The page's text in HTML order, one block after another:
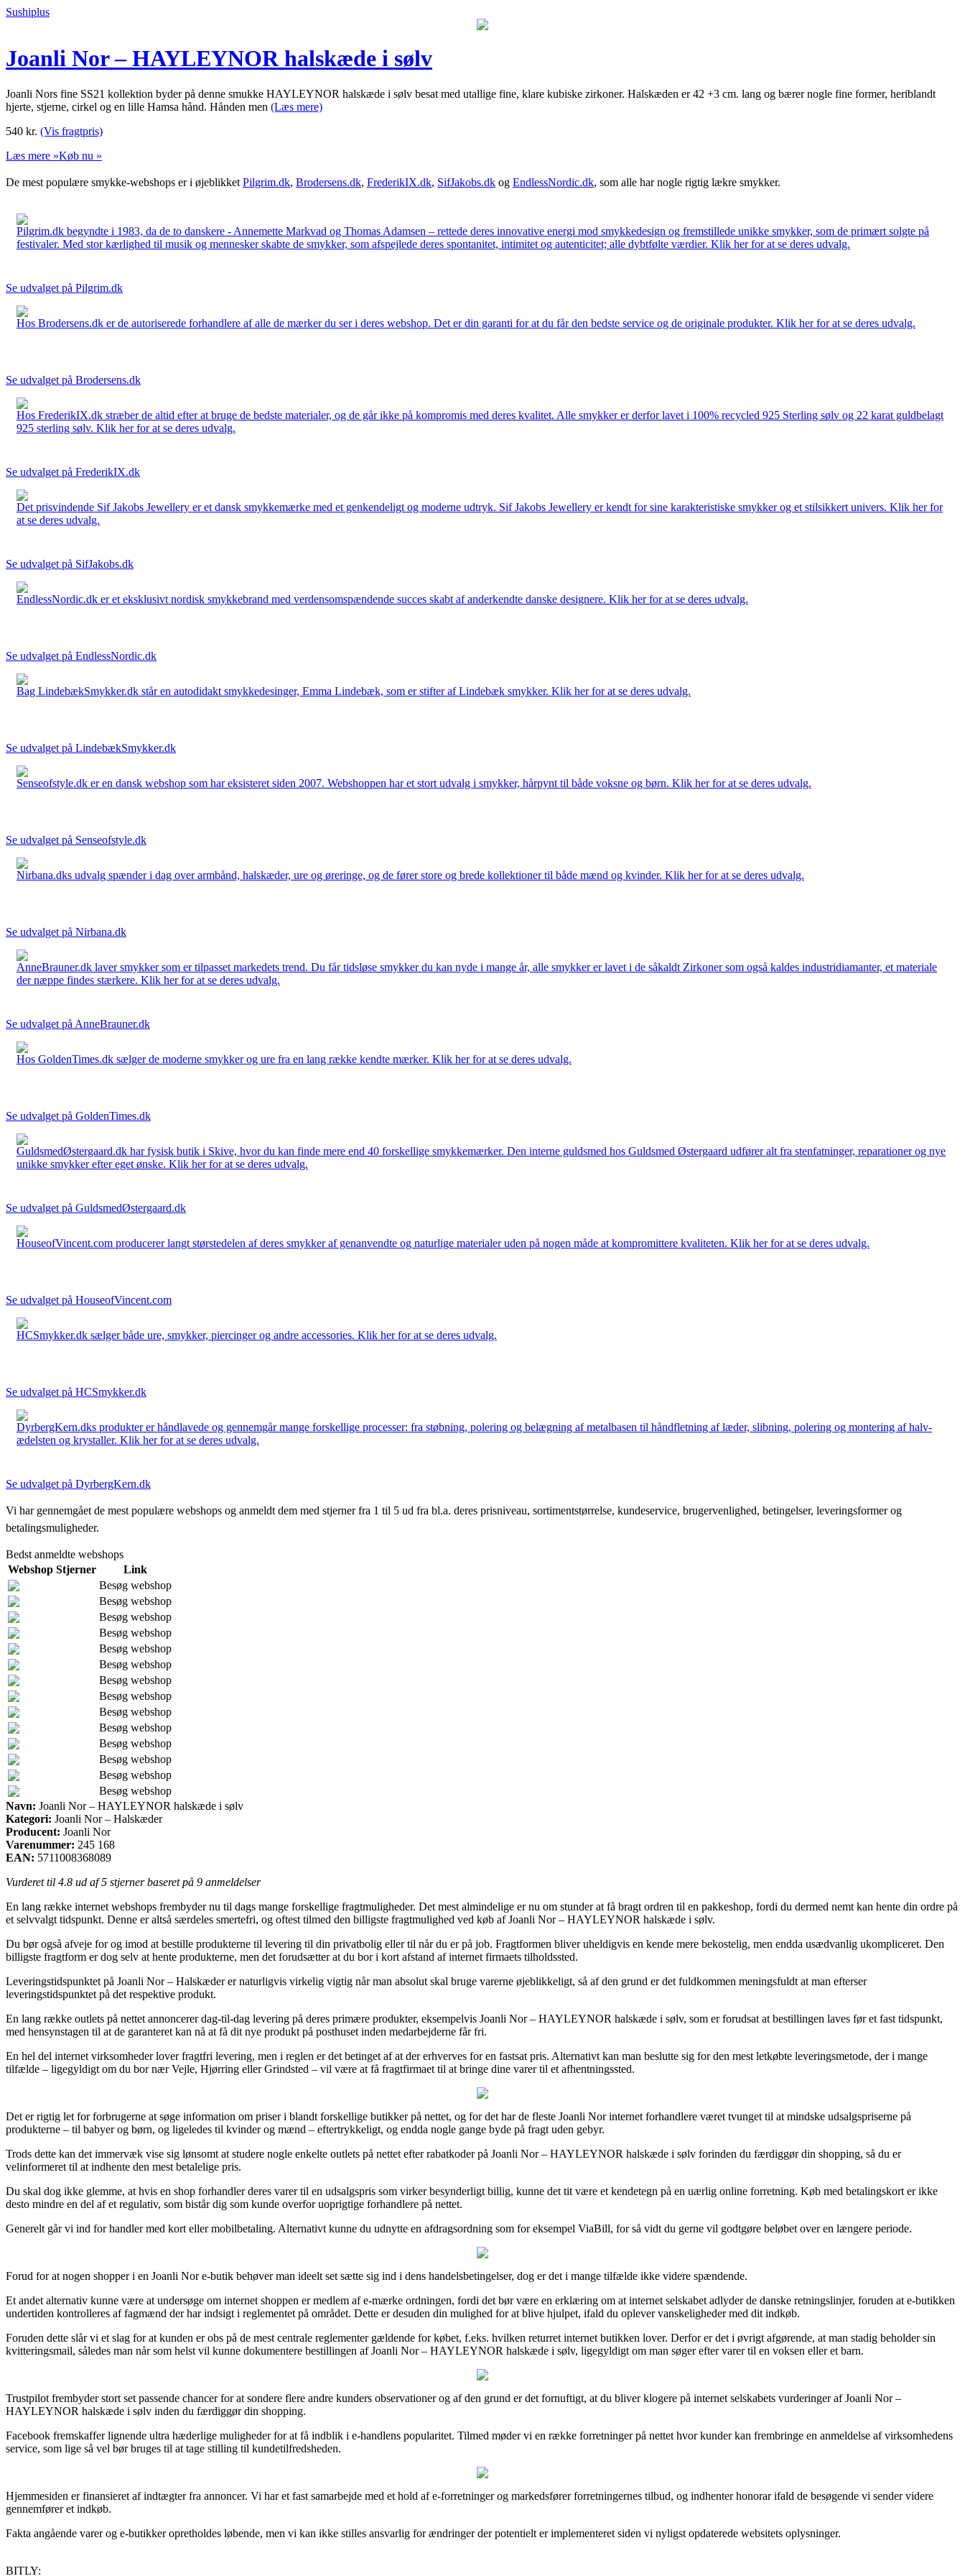
Sushiplus
Joanli Nor – HAYLEYNOR halskæde i sølv
Joanli Nors fine SS21 kollektion byder på denne smukke HAYLEYNOR halskæde i sølv besat med utallige fine, klare kubiske zirkoner. Halskæden er 42 +3 cm. lang og bærer nogle fine former, heriblandt
hjerte, stjerne, cirkel og en lille Hamsa hånd. Hånden men (Læs mere)
540 kr. (Vis fragtpris)
Læs mere »Køb nu »
De mest populære smykke-webshops er i øjeblikket Pilgrim.dk, Brodersens.dk, FrederikIX.dk, SifJakobs.dk og EndlessNordic.dk, som alle har nogle rigtig lækre smykker.
Pilgrim.dk begyndte i 1983, da de to danskere - Annemette Markvad og Thomas Adamsen – rettede deres innovative energi mod smykkedesign og fremstillede unikke smykker, som de primært solgte på
festivaler. Med stor kærlighed til musik og mennesker skabte de smykker, som afspejlede deres spontanitet, intimitet og autenticitet; alle dybtfølte værdier. Klik her for at se deres udvalg.
Se udvalget på Pilgrim.dk
Hos Brodersens.dk er de autoriserede forhandlere af alle de mærker du ser i deres webshop. Det er din garanti for at du får den bedste service og de originale produkter. Klik her for at se deres udvalg.
Se udvalget på Brodersens.dk
Hos FrederikIX.dk stræber de altid efter at bruge de bedste materialer, og de går ikke på kompromis med deres kvalitet. Alle smykker er derfor lavet i 100% recycled 925 Sterling sølv og 22 karat guldbelagt
925 sterling sølv. Klik her for at se deres udvalg.
Se udvalget på FrederikIX.dk
Det prisvindende Sif Jakobs Jewellery er et dansk smykkemærke med et genkendeligt og moderne udtryk. Sif Jakobs Jewellery er kendt for sine karakteristiske smykker og et stilsikkert univers. Klik her for
at se deres udvalg.
Se udvalget på SifJakobs.dk
EndlessNordic.dk er et eksklusivt nordisk smykkebrand med verdensomspændende succes skabt af anderkendte danske designere. Klik her for at se deres udvalg.
Se udvalget på EndlessNordic.dk
Bag LindebækSmykker.dk står en autodidakt smykkedesinger, Emma Lindebæk, som er stifter af Lindebæk smykker. Klik her for at se deres udvalg.
Se udvalget på LindebækSmykker.dk
Senseofstyle.dk er en dansk webshop som har eksisteret siden 2007. Webshoppen har et stort udvalg i smykker, hårpynt til både voksne og børn. Klik her for at se deres udvalg.
Se udvalget på Senseofstyle.dk
Nirbana.dks udvalg spænder i dag over armbånd, halskæder, ure og øreringe, og de fører store og brede kollektioner til både mænd og kvinder. Klik her for at se deres udvalg.
Se udvalget på Nirbana.dk
AnneBrauner.dk laver smykker som er tilpasset markedets trend. Du får tidsløse smykker du kan nyde i mange år, alle smykker er lavet i de såkaldt Zirkoner som også kaldes industridiamanter, et materiale
der næppe findes stærkere. Klik her for at se deres udvalg.
Se udvalget på AnneBrauner.dk
Hos GoldenTimes.dk sælger de moderne smykker og ure fra en lang række kendte mærker. Klik her for at se deres udvalg.
Se udvalget på GoldenTimes.dk
GuldsmedØstergaard.dk har fysisk butik i Skive, hvor du kan finde mere end 40 forskellige smykkemærker. Den interne guldsmed hos Guldsmed Østergaard udfører alt fra stenfatninger, reparationer og nye
unikke smykker efter eget ønske. Klik her for at se deres udvalg.
Se udvalget på GuldsmedØstergaard.dk
HouseofVincent.com producerer langt størstedelen af deres smykker af genanvendte og naturlige materialer uden på nogen måde at kompromittere kvaliteten. Klik her for at se deres udvalg.
Se udvalget på HouseofVincent.com
HCSmykker.dk sælger både ure, smykker, piercinger og andre accessories. Klik her for at se deres udvalg.
Se udvalget på HCSmykker.dk
DyrbergKern.dks produkter er håndlavede og gennemgår mange forskellige processer: fra støbning, polering og belægning af metalbasen til håndfletning af læder, slibning, polering og montering af halv-
ædelsten og krystaller. Klik her for at se deres udvalg.
Se udvalget på DyrbergKern.dk
Vi har gennemgået de mest populære webshops og anmeldt dem med stjerner fra 1 til 5 ud fra bl.a. deres prisniveau, sortimentstørrelse, kundeservice, brugervenlighed, betingelser, leveringsformer og
betalingsmuligheder.
Bedst anmeldte webshops
Webshop Stjerner
Link
Besøg webshop
Besøg webshop
Besøg webshop
Besøg webshop
Besøg webshop
Besøg webshop
Besøg webshop
Besøg webshop
Besøg webshop
Besøg webshop
Besøg webshop
Besøg webshop
Besøg webshop
Besøg webshop
Navn: Joanli Nor – HAYLEYNOR halskæde i sølv
Kategori: Joanli Nor – Halskæder
Producent: Joanli Nor
Varenummer: 245 168
EAN: 5711008368089
Vurderet til 4.8 ud af 5 stjerner baseret på 9 anmeldelser
En lang række internet webshops frembyder nu til dags mange forskellige fragtmuligheder. Det mest almindelige er nu om stunder at få bragt ordren til en pakkeshop, fordi du dermed nemt kan hente din ordre på
et selvvalgt tidspunkt. Denne er altså særdeles smertefri, og oftest tilmed den billigste fragtmulighed ved køb af Joanli Nor – HAYLEYNOR halskæde i sølv.
Du bør også afveje for og imod at bestille produkterne til levering til din privatbolig eller til når du er på job. Fragtformen bliver uheldigvis en kende mere bekostelig, men endda usædvanlig ukompliceret. Den
billigste fragtform er dog selv at hente produkterne, men det forudsætter at du bor i kort afstand af internet firmaets tilholdssted.
Leveringstidspunktet på Joanli Nor – Halskæder er naturligvis virkelig vigtig når man absolut skal bruge varerne øjeblikkeligt, så af den grund er det fuldkommen meningsfuldt at man efterser
leveringstidspunktet på det respektive produkt.
En lang række outlets på nettet annoncerer dag-til-dag levering på deres primære produkter, eksempelvis Joanli Nor – HAYLEYNOR halskæde i sølv, som er forudsat at bestillingen laves før et fast tidspunkt,
med hensynstagen til at de garanteret kan nå at få dit nye produkt på posthuset inden medarbejderne får fri.
En hel del internet virksomheder lover fragtfri levering, men i reglen er det betinget af at der erhverves for en fastsat pris. Alternativt kan man beslutte sig for den mest letkøbte leveringsmetode, der i mange
tilfælde – ligegyldigt om du bor nær Vejle, Hjørring eller Grindsted – vil være at få fragtfirmaet til at bringe dine varer til et afhentningssted.
Det er rigtig let for forbrugerne at søge information om priser i blandt forskellige butikker på nettet, og for det har de fleste Joanli Nor internet forhandlere været tvunget til at mindske udsalgspriserne på
produkterne – til babyer og børn, og ligeledes til kvinder og mænd – eftertrykkeligt, og endda nogle gange byde på fragt uden gebyr.
Trods dette kan det immervæk vise sig lønsomt at studere nogle enkelte outlets på nettet efter rabatkoder på Joanli Nor – HAYLEYNOR halskæde i sølv forinden du færdiggør din shopping, så du er
velinformeret til at indhente den mest betalelige pris.
Du skal dog ikke glemme, at hvis en shop forhandler deres varer til en udsalgspris som virker besynderligt billig, kunne det tit være et kendetegn på en uærlig online forretning. Køb med betalingskort er ikke
desto mindre en del af et regulativ, som bistår dig som kunde overfor uoprigtige forhandlere på nettet.
Generelt går vi ind for handler med kort eller mobilbetaling. Alternativt kunne du udnytte en afdragsordning som for eksempel ViaBill, for så vidt du gerne vil godtgøre beløbet over en længere periode.
Forud for at nogen shopper i en Joanli Nor e-butik behøver man ideelt set sætte sig ind i dens handelsbetingelser, dog er det i mange tilfælde ikke videre spændende.
Et andet alternativ kunne være at undersøge om internet shoppen er medlem af e-mærke ordningen, fordi det bør være en erklæring om at internet selskabet adlyder de danske retningslinjer, foruden at e-butikken
undertiden kontrolleres af fagmænd der har indsigt i reglementet på området. Dette er desuden din mulighed for at blive hjulpet, ifald du oplever vanskeligheder med dit indkøb.
Foruden dette slår vi et slag for at kunden er obs på de mest centrale reglementer gældende for købet, f.eks. hvilken returret internet butikken lover. Derfor er det i øvrigt afgørende, at man stadig beholder sin
kvitteringsmail, således man når som helst vil kunne dokumentere bestillingen af Joanli Nor – HAYLEYNOR halskæde i sølv, ligegyldigt om man søger efter varer til en voksen eller et barn.
Trustpilot frembyder stort set passende chancer for at sondere flere andre kunders observationer og af den grund er det fornuftigt, at du bliver klogere på internet selskabets vurderinger af Joanli Nor –
HAYLEYNOR halskæde i sølv inden du færdiggør din shopping.
Facebook fremskaffer lignende ultra hæderlige muligheder for at få indblik i e-handlens popularitet. Tilmed møder vi en række forretninger på nettet hvor kunder kan frembringe en anmeldelse af virksomhedens
service, som lige så vel bør bruges til at tage stilling til kundetilfredsheden.
Hjemmesiden er finansieret af indtægter fra annoncer. Vi har et fast samarbejde med et hold af e-forretninger og markedsfører forretningernes tilbud, og indhenter honorar ifald de besøgende vi sender videre
gennemfører et indkøb.
Fakta angående varer og e-butikker opretholdes løbende, men vi kan ikke stilles ansvarlig for ændringer der potentielt er implementeret siden vi nyligst opdaterede websitets oplysninger.
BITLY: